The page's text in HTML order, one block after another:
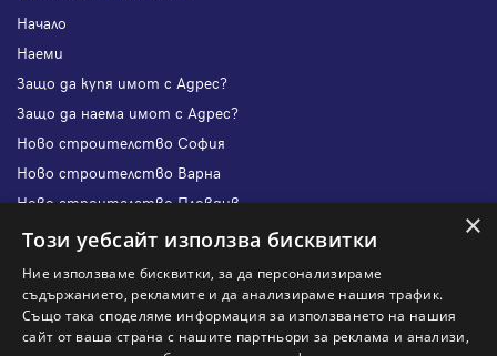
Начало
Наеми
Защо да купя имот с Адрес?
Защо да наема имот с Адрес?
Ново строителство София
Ново строителство Варна
Ново строителство Пловдив
Ново строителство Бургас
Защо да отдам имот с Адрес?
Наши офиси
×
Този уебсайт използва бисквитки
Ние използваме бисквитки, за да персонализираме
съдържанието, рекламите и да анализираме нашия трафик.
Също така споделяме информация за използването на нашия
сайт от ваша страна с нашите партньори за реклама и анализи,